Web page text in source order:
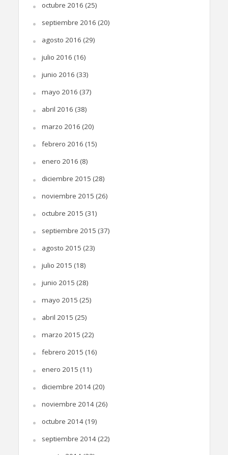
octubre 2016 (25)
septiembre 2016 (20)
agosto 2016 (29)
julio 2016 (16)
junio 2016 (33)
mayo 2016 (37)
abril 2016 (38)
marzo 2016 (20)
febrero 2016 (15)
enero 2016 (8)
diciembre 2015 (28)
noviembre 2015 (26)
octubre 2015 (31)
septiembre 2015 (37)
agosto 2015 (23)
julio 2015 (18)
junio 2015 (28)
mayo 2015 (25)
abril 2015 (25)
marzo 2015 (22)
febrero 2015 (16)
enero 2015 (11)
diciembre 2014(20)
noviembre 2014(26)
octubre 2014(19)
septiembre 2014(22)